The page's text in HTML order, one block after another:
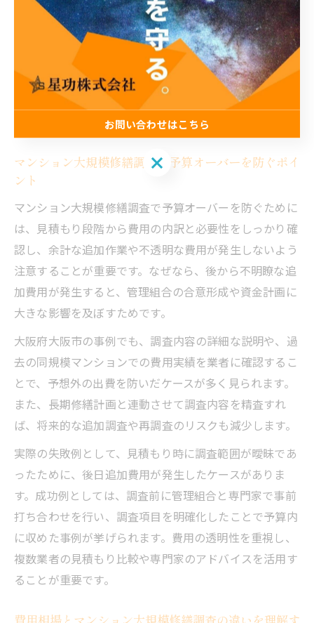
節約のためには、調査項目の優先順位を明確にし、不要
なオプションや重複した調査を避けることがポイントで
す。また、国土交通省の大規模修繕ガイドラインを活用
することで、必要な調査内容や適正な費用目安をチェッ
クしやすくなります。
マンション大規模修繕調査で予算オーバーを防ぐポイ
ント
マンション大規模修繕調査で予算オーバーを防ぐために
は、見積もり段階から費用の内訳と必要性をしっかり確
認し、余計な追加作業や不透明な費用が発生しないよう
注意することが重要です。なぜなら、後から不明瞭な追
加費用が発生すると、管理組合の合意形成や資金計画に
大きな影響を及ぼすためです。
大阪府大阪市の事例でも、調査内容の詳細な説明や、過
去の同規模マンションでの費用実績を業者に確認するこ
とで、予想外の出費を防いだケースが多く見られます。
また、長期修繕計画と連動させて調査内容を精査すれ
ば、将来的な追加調査や再調査のリスクも減少します。
実際の失敗例として、見積もり時に調査範囲が曖昧であ
ったために、後日追加費用が発生したケースがありま
す。成功例としては、調査前に管理組合と専門家で事前
打ち合わせを行い、調査項目を明確化したことで予算内
に収めた事例が挙げられます。費用の透明性を重視し、
複数業者の見積もり比較や専門家のアドバイスを活用す
ることが重要です。
お問い合わせはこちら
お問い合わせはこちら